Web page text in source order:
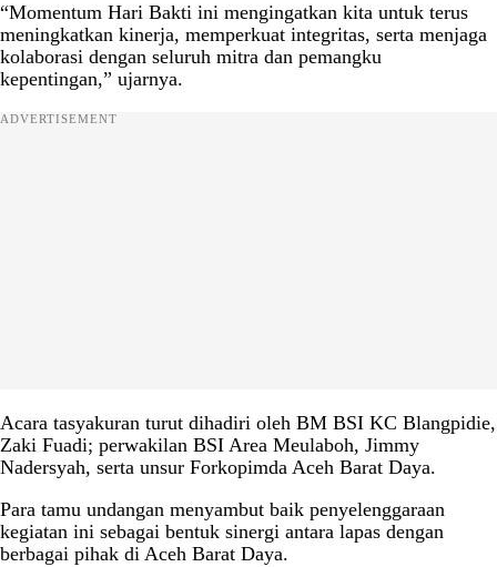
“Momentum Hari Bakti ini mengingatkan kita untuk terus
meningkatkan kinerja, memperkuat integritas, serta menjaga
kolaborasi dengan seluruh mitra dan pemangku
kepentingan,” ujarnya.
ADVERTISEMENT
Acara tasyakuran turut dihadiri oleh BM BSI KC Blangpidie,
Zaki Fuadi; perwakilan BSI Area Meulaboh, Jimmy
Nadersyah, serta unsur Forkopimda Aceh Barat Daya.
Para tamu undangan menyambut baik penyelenggaraan
kegiatan ini sebagai bentuk sinergi antara lapas dengan
berbagai pihak di Aceh Barat Daya.